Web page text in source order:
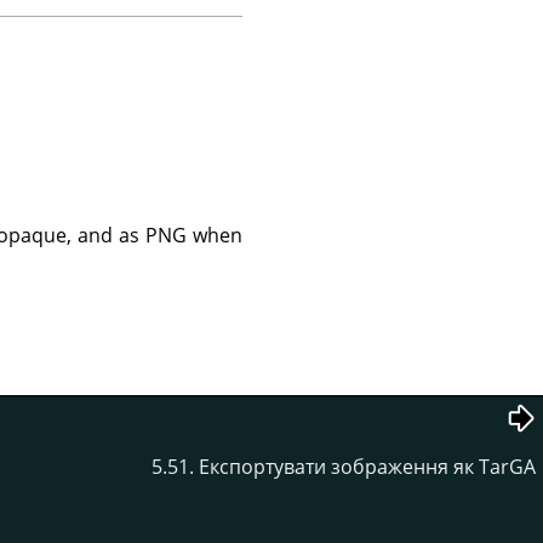
and as PNG when
5.51. Експортувати зображення як TarGA